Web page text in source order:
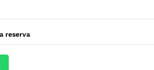
reserva